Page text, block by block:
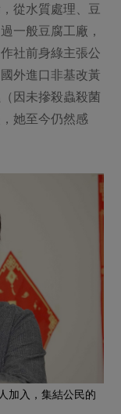
從水質處理、豆
一般豆腐工廠，
社前身綠主張公
外進口非基改黃
因未摻殺蟲殺菌
她至今仍然感
加入，集結公民的